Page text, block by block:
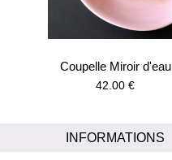
Coupelle Miroir d'eau
42.00 €
INFORMATIONS